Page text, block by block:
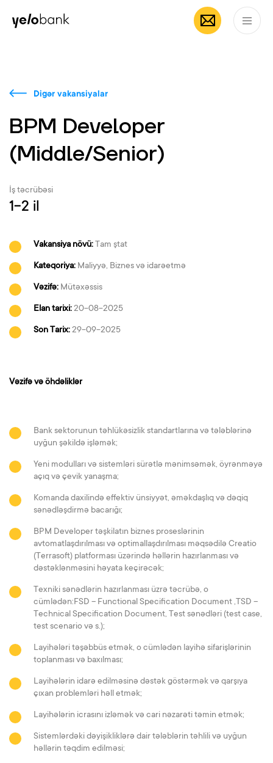
Fərdi Biznes
Digər vakansiyalar
BPM Developer
(Middle/Senior)
İş təcrübəsi
1-2 il
Vakansiya növü: Tam ştat
Kateqoriya: Maliyyə, Biznes və idarəetmə
Vəzifə: Mütəxəssis
Elan tarixi:20-08-2025
Son Tarix:29-09-2025
Vəzifə və öhdəliklər
Bank sektorunun təhlükəsizlik standartlarına və tələblərinə
uyğun şəkildə işləmək;
Yeni modulları və sistemləri sürətlə mənimsəmək, öyrənməyə
açıq və çevik yanaşma;
Komanda daxilində effektiv ünsiyyət, əməkdaşlıq və dəqiq
sənədləşdirmə bacarığı;
BPM Developer təşkilatın biznes proseslərinin
avtomatlaşdırılması və optimallaşdırılması məqsədilə Creatio
(Terrasoft) platforması üzərində həllərin hazırlanması və
dəstəklənməsini həyata keçirəcək;
Texniki sənədlərin hazırlanması üzrə təcrübə, o
cümlədən:FSD – Functional Specification Document ,TSD –
Technical Specification Document, Test sənədləri (test case,
test scenario və s.);
Layihələri təşəbbüs etmək, o cümlədən layihə sifarişlərinin
toplanması və baxılması;
Layihələrin idarə edilməsinə dəstək göstərmək və qarşıya
çıxan problemləri həll etmək;
Layihələrin icrasını izləmək və cari nəzarəti təmin etmək;
Sistemlərdəki dəyişikliklərə dair tələblərin təhlili və uyğun
həllərin təqdim edilməsi;